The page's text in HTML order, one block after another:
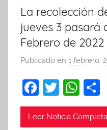
La recolección
jueves 3 pasará
Febrero de 2022
Publicado en 1 febrero,
F
a
c
T
w
itt
W
h
at m
Leer Noticia Completa